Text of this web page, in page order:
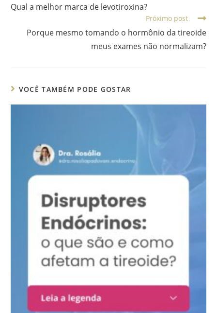
Qual a melhor marca de levotiroxina?
Próximo post
Porque mesmo tomando o hormônio da tireoide
meus exames não normalizam?
VOCÊ TAMBÉM PODE GOSTAR